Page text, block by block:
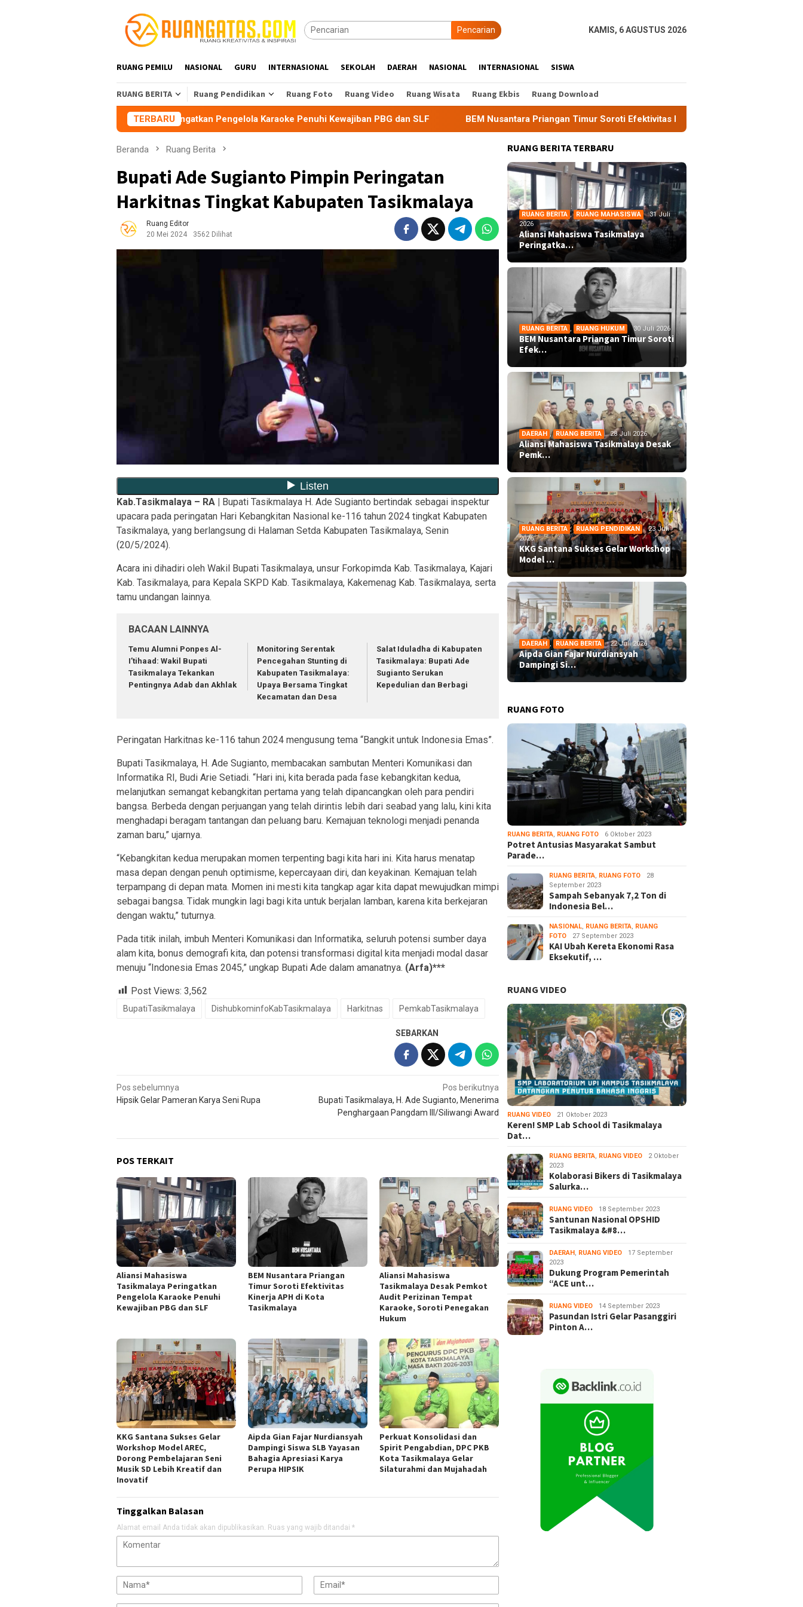
Pencarian KAMIS, 6 AGUSTUS 2026
RUANG PEMILU NASIONAL GURU INTERNASIONAL SEKOLAH DAERAH NASIONAL INTERNASIONAL SISWA
RUANG BERITA Ruang Pendidikan Ruang Foto Ruang Video Ruang Wisata Ruang Ekbis Ruang Download
TERBARU
Tasikmalaya Peringatkan Pengelola Karaoke Penuhi Kewajiban PBG dan SLF BEM Nusantara Priangan Timur Soroti Efektivitas Kinerja APH di Kota Tasikmalaya
Beranda Ruang Berita
Bupati Ade Sugianto Pimpin Peringatan
Harkitnas Tingkat Kabupaten Tasikmalaya
Ruang Editor
20 Mei 2024
3562 Dilihat
Kab.Tasikmalaya – RA |
Bupati Tasikmalaya H. Ade Sugianto bertindak sebagai inspektur
upacara pada peringatan Hari Kebangkitan Nasional ke-116 tahun 2024 tingkat Kabupaten
Tasikmalaya, yang berlangsung di Halaman Setda Kabupaten Tasikmalaya, Senin
(20/5/2024).
Acara ini dihadiri oleh Wakil Bupati Tasikmalaya, unsur Forkopimda Kab. Tasikmalaya, Kajari
Kab. Tasikmalaya, para Kepala SKPD Kab. Tasikmalaya, Kakemenag Kab. Tasikmalaya, serta
tamu undangan lainnya.
BACAAN LAINNYA
Temu Alumni Ponpes Al-
I’tihaad: Wakil Bupati
Tasikmalaya Tekankan
Pentingnya Adab dan Akhlak
Monitoring Serentak
Pencegahan Stunting di
Kabupaten Tasikmalaya:
Upaya Bersama Tingkat
Kecamatan dan Desa
Salat Iduladha di Kabupaten
Tasikmalaya: Bupati Ade
Sugianto Serukan
Kepedulian dan Berbagi
Peringatan Harkitnas ke-116 tahun 2024 mengusung tema “Bangkit untuk Indonesia Emas”.
Bupati Tasikmalaya, H. Ade Sugianto, membacakan sambutan Menteri Komunikasi dan
Informatika RI, Budi Arie Setiadi. “Hari ini, kita berada pada fase kebangkitan kedua,
melanjutkan semangat kebangkitan pertama yang telah dipancangkan oleh para pendiri
bangsa. Berbeda dengan perjuangan yang telah dirintis lebih dari seabad yang lalu, kini kita
menghadapi beragam tantangan dan peluang baru. Kemajuan teknologi menjadi penanda
zaman baru,” ujarnya.
“Kebangkitan kedua merupakan momen terpenting bagi kita hari ini. Kita harus menatap
masa depan dengan penuh optimisme, kepercayaan diri, dan keyakinan. Kemajuan telah
terpampang di depan mata. Momen ini mesti kita tangkap agar kita dapat mewujudkan mimpi
sebagai bangsa. Tidak mungkin lagi bagi kita untuk berjalan lamban, karena kita berkejaran
dengan waktu,” tuturnya.
Pada titik inilah, imbuh Menteri Komunikasi dan Informatika, seluruh potensi sumber daya
alam kita, bonus demografi kita, dan potensi transformasi digital kita menjadi modal dasar
menuju “Indonesia Emas 2045,” ungkap Bupati Ade dalam amanatnya. (Arfa)***
Post Views: 3,562
BupatiTasikmalaya DishubkominfoKabTasikmalaya Harkitnas PemkabTasikmalaya
SEBARKAN
Navigasi
pos
Pos sebelumnya
Hipsik Gelar Pameran Karya Seni Rupa
Pos berikutnya
Bupati Tasikmalaya, H. Ade Sugianto, Menerima
Penghargaan Pangdam III/Siliwangi Award
POS TERKAIT
Aliansi Mahasiswa
Tasikmalaya Peringatkan
Pengelola Karaoke Penuhi
Kewajiban PBG dan SLF
BEM Nusantara Priangan
Timur Soroti Efektivitas
Kinerja APH di Kota
Tasikmalaya
Aliansi Mahasiswa
Tasikmalaya Desak Pemkot
Audit Perizinan Tempat
Karaoke, Soroti Penegakan
Hukum
KKG Santana Sukses Gelar
Workshop Model AREC,
Dorong Pembelajaran Seni
Musik SD Lebih Kreatif dan
Inovatif
Aipda Gian Fajar Nurdiansyah
Dampingi Siswa SLB Yayasan
Bahagia Apresiasi Karya
Perupa HIPSIK
Perkuat Konsolidasi dan
Spirit Pengabdian, DPC PKB
Kota Tasikmalaya Gelar
Silaturahmi dan Mujahadah
Tinggalkan Balasan
Alamat email Anda tidak akan dipublikasikan. Ruas yang wajib ditandai *
RUANG BERITA TERBARU
RUANG BERITA , RUANG MAHASISWA
31 Juli
2026
Aliansi Mahasiswa Tasikmalaya
Peringatka…
RUANG BERITA , RUANG HUKUM 30 Juli 2026
BEM Nusantara Priangan Timur Soroti
Efek…
DAERAH , RUANG BERITA 28 Juli 2026
Aliansi Mahasiswa Tasikmalaya Desak
Pemk…
RUANG BERITA , RUANG PENDIDIKAN
23 Juli
2026
KKG Santana Sukses Gelar Workshop
Model …
DAERAH , RUANG BERITA 22 Juli 2026
Aipda Gian Fajar Nurdiansyah
Dampingi Si…
RUANG FOTO
RUANG BERITA, RUANG FOTO 6 Oktober 2023
Potret Antusias Masyarakat Sambut
Parade…
RUANG BERITA, RUANG FOTO
28
September 2023
Sampah Sebanyak 7,2 Ton di
Indonesia Bel…
NASIONAL, RUANG BERITA, RUANG
FOTO
27 September 2023
KAI Ubah Kereta Ekonomi Rasa
Eksekutif, …
RUANG VIDEO
RUANG VIDEO 21 Oktober 2023
Keren! SMP Lab School di Tasikmalaya
Dat…
RUANG BERITA, RUANG VIDEO
2 Oktober
2023
Kolaborasi Bikers di Tasikmalaya
Salurka…
RUANG VIDEO 18 September 2023
Santunan Nasional OPSHID
Tasikmalaya &#8…
DAERAH , RUANG VIDEO
17 September
2023
Dukung Program Pemerintah
“ACE unt…
RUANG VIDEO 14 September 2023
Pasundan Istri Gelar Pasanggiri
Pinton A…